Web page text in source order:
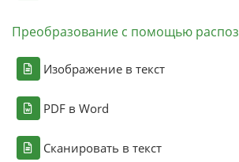
Преобразование с помощью
Изображение в текст
PDF в Word
Сканировать в текст